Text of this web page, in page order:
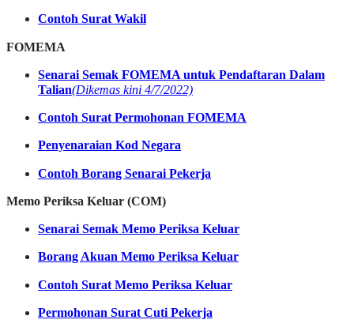
Contoh Surat Wakil
FOMEMA
Senarai Semak FOMEMA untuk Pendaftaran Dalam
Talian(Dikemas kini 4/7/2022)
Contoh Surat Permohonan FOMEMA
Penyenaraian Kod Negara
Contoh Borang Senarai Pekerja
Memo Periksa Keluar (COM)
Senarai Semak Memo Periksa Keluar
Borang Akuan Memo Periksa Keluar
Contoh Surat Memo Periksa Keluar
Permohonan Surat Cuti Pekerja